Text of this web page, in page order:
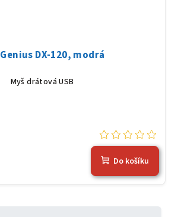
DX-120, modrá
Myš drátová USB
Do košíku